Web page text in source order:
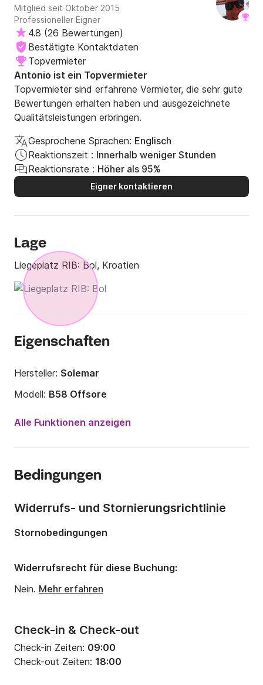
Mitglied seit Oktober 2015
Professioneller Eigner
4.8 (26 Bewertungen)
Bestätigte Kontaktdaten
Topvermieter
Antonio ist ein Topvermieter
Topvermieter sind erfahrene Vermieter, die sehr gute
Bewertungen erhalten haben und ausgezeichnete
Qualitätsleistungen erbringen.
Gesprochene Sprachen: Englisch
Reaktionszeit : Innerhalb weniger Stunden
Reaktionsrate : Höher als 95%
Eigner kontaktieren
Lage
Liegeplatz RIB: Bol, Kroatien
Eigenschaften
Hersteller: Solemar
Modell: B58 Offsore
Motorleistung:
Anzahl Plätze an Bord:
Alle Funktionen anzeigen
Bedingungen
Check-in & Check-out
Check-in Zeiten: 09:00
Check-out Zeiten: 18:00
Widerrufs- und Stornierungsrichtlinie
Stornobedingungen
Widerrufsrecht für diese Buchung:
Nein. Mehr erfahren